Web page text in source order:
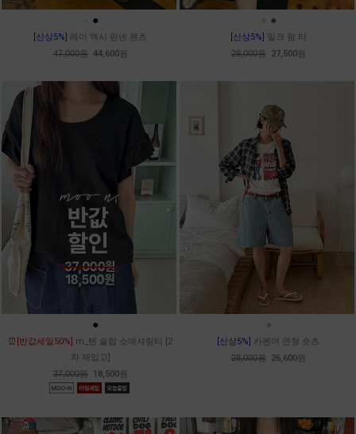
●
[신상5%] 레이 맥시 린넨 팬츠
47,000원 44,600원
●
[신상5%] 밀크 팜 티
29,000원 27,500원
●
⏰[반값세일50%] m_텐 슬랍 소매셔링티 [2
차 재입고]
37,000원 18,500원
●
[신상5%] 카펜더 연청 숏츠
28,000원 26,600원